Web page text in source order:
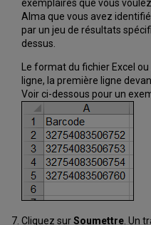
exemplaires que vous
Alma que vous avez
par un jeu de résultats
dessus.
Le format du fichier Excel
ligne, la première ligne
Voir ci-dessous pour un
Cliquez surSoumettre. Un